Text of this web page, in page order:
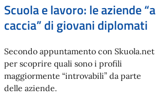
Scuola e lavoro: le aziende “a
caccia” di giovani diplomati
Secondo appuntamento con Skuola.net
per scoprire quali sono i profili
maggiormente “introvabili” da parte
delle aziende.